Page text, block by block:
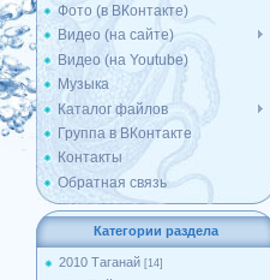
Фото (в ВКонтакте)
Видео (на сайте)
Видео (на Youtube)
Музыка
Каталог файлов
Группа в ВКонтакте
Контакты
Обратная связь
Категории раздела
2010 Таганай [14]